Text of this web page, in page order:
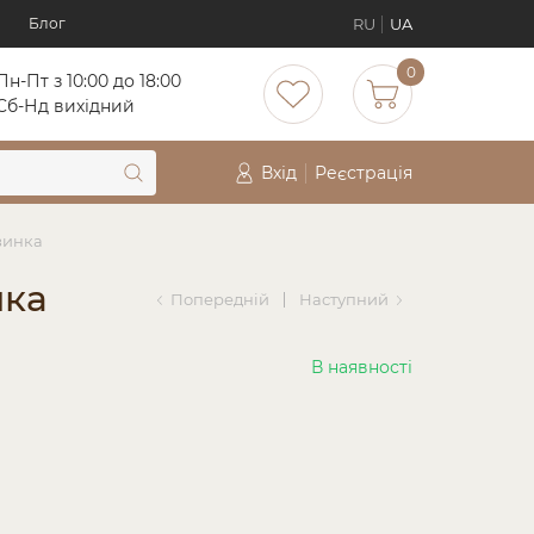
Блог RU UA
Пт з 10:00 до 18:00
Нд вихідний
0
Вхід Реєстрація
Попередній Наступний
В наявності